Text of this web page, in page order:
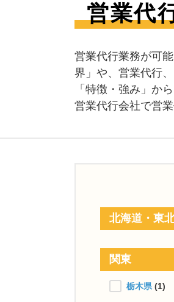
営業代
営業代行業務が可
界」や、営業代行
「特徴・強み」か
営業代行会社で営
北海道・東
関東
栃木県 (1)